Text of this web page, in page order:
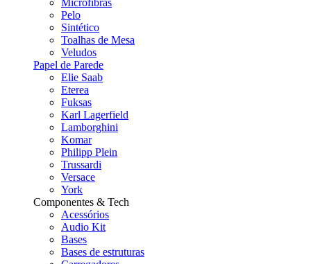
Microfibras
Pelo
Sintético
Toalhas de Mesa
Veludos
Papel de Parede
Elie Saab
Eterea
Fuksas
Karl Lagerfield
Lamborghini
Komar
Philipp Plein
Trussardi
Versace
York
Componentes & Tech
Acessórios
Audio Kit
Bases
Bases de estruturas